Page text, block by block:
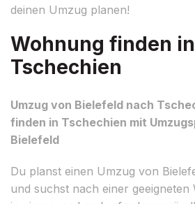
deinen Umzug planen!
Wohnung finden in
Tschechien
Umzug von Bielefeld nach
finden in Tschechien mit
Bielefeld
Du planst einen Umzug von
und suchst nach einer geeigneten